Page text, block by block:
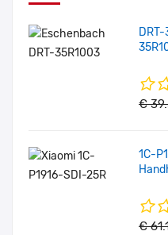
€
1C-
€